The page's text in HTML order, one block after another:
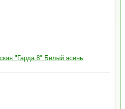
"Гарда 8" Белый ясень